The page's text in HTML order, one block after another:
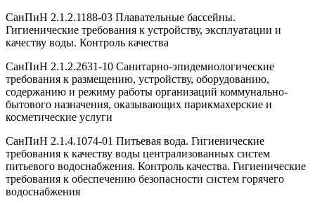
СанПиН 2.1.2.1188-03 Плавательные бассейны.
Гигиенические требования к устройству, эксплуатации и
качеству воды. Контроль качества
СанПиН 2.1.2.2631-10 Санитарно-эпидемиологические
требования к размещению, устройству, оборудованию,
содержанию и режиму работы организаций коммунально-
бытового назначения, оказывающих парикмахерские и
косметические услуги
СанПиН 2.1.4.1074-01 Питьевая вода. Гигиенические
требования к качеству воды централизованных систем
питьевого водоснабжения. Контроль качества. Гигиенические
требования к обеспечению безопасности систем горячего
водоснабжения